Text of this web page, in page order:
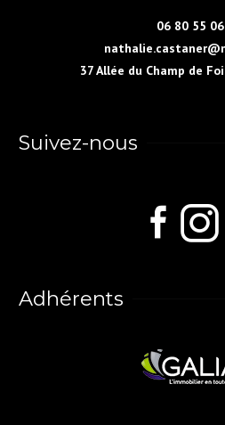
06 80 55
37 Allée du Champ de
Suivez-nous
Adhérents